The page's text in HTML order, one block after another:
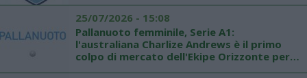
25/07/2026 - 15:08
Pallanuoto femminile, Serie A1:
l'australiana Charlize Andrews è il primo
colpo di mercato dell'Ekipe Orizzonte per